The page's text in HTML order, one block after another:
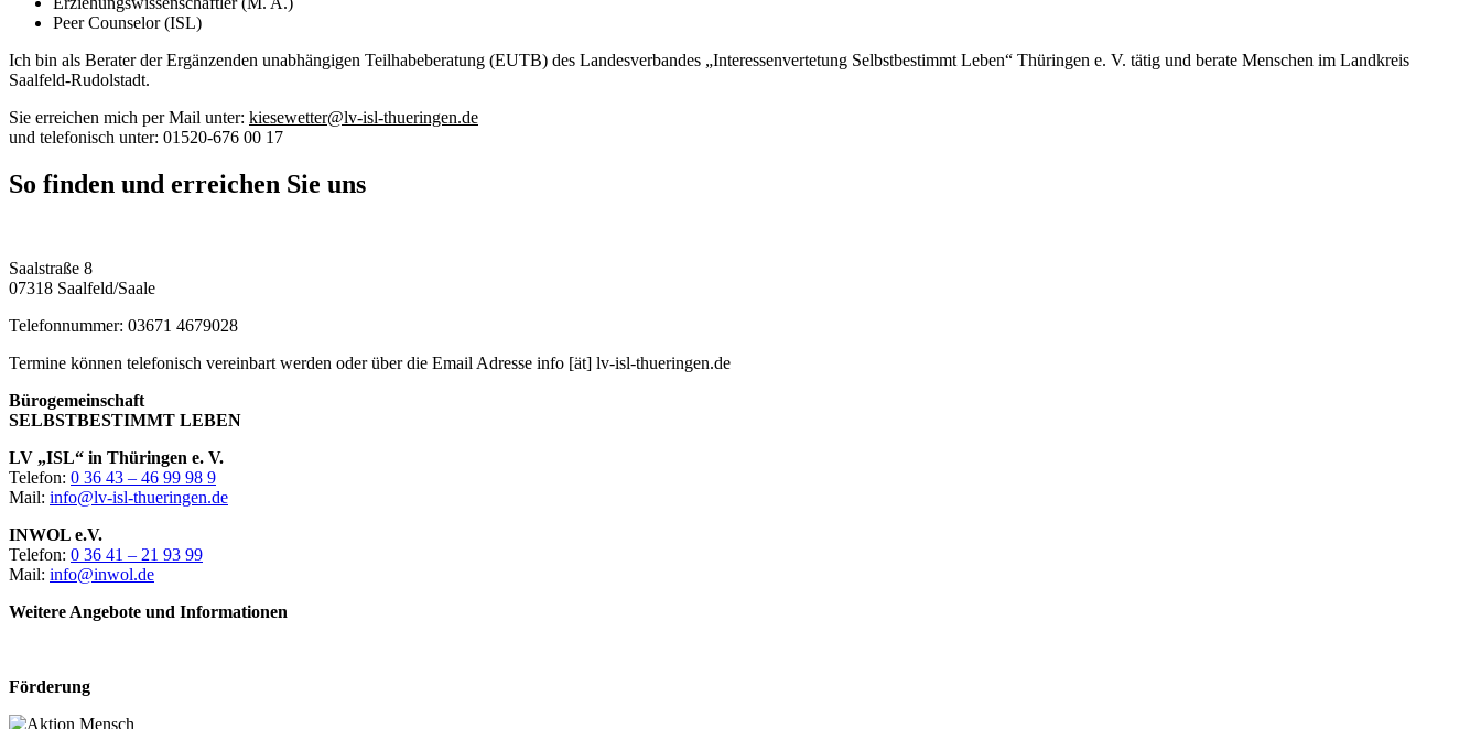
Peer Counselor (ISL)
Ich bin als Berater der Ergänzenden unabhängigen Teilhabeberatung (EUTB) des Landesverbandes „Interessenvertetung Selbstbestimmt Leben“ Thüringen e. V. tätig und berate Menschen im Landkreis
Saalfeld-Rudolstadt.
Sie erreichen mich per Mail unter: kiesewetter@lv-isl-thueringen.de
und telefonisch unter: 01520-676 00 17
So finden und erreichen Sie uns
Saalstraße 8
07318 Saalfeld/Saale
Telefonnummer: 03671 4679028
Termine können telefonisch vereinbart werden oder über die Email Adresse info [ät] lv-isl-thueringen.de
Bürogemeinschaft
SELBSTBESTIMMT LEBEN
LV „ISL“ in Thüringen e. V.
Telefon: 0 36 43 – 46 99 98 9
Mail: info@lv-isl-thueringen.de
INWOL e.V.
Telefon: 0 36 41 – 21 93 99
Mail: info@inwol.de
Weitere Angebote und Informationen
Förderung